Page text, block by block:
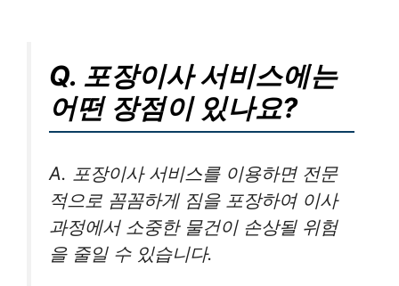
Q. 포장이사 서비스에는
어떤 장점이 있나요?
A. 포장이사 서비스를 이용하면 전문
적으로 꼼꼼하게 짐을 포장하여 이사
과정에서 소중한 물건이 손상될 위험
을 줄일 수 있습니다.